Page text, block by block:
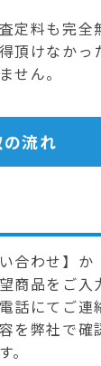
定料も完全
頂けなかっ
せん。
流れ
合わせ】
商品をご入
話にてご連
を弊社で確